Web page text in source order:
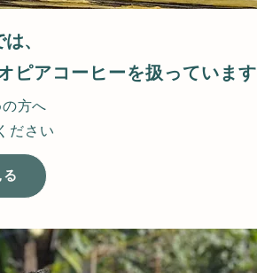
、
ピアコーヒーを扱っています
方へ
ださい